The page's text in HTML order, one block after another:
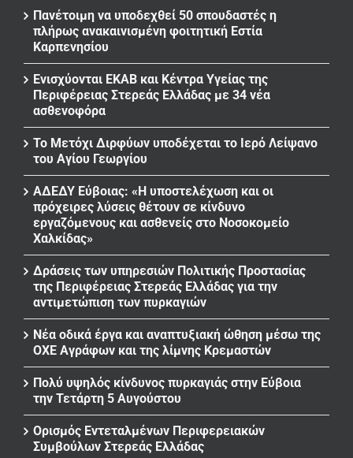
Πανέτοιμη να υποδεχθεί 50 σπουδαστές η
πλήρως ανακαινισμένη φοιτητική Εστία
Καρπενησίου
Ενισχύονται ΕΚΑΒ και Κέντρα Υγείας της
Περιφέρειας Στερεάς Ελλάδας με 34 νέα
ασθενοφόρα
Το Μετόχι Διρφύων υποδέχεται το Ιερό Λείψανο
του Αγίου Γεωργίου
ΑΔΕΔΥ Εύβοιας: «Η υποστελέχωση και οι
πρόχειρες λύσεις θέτουν σε κίνδυνο
εργαζόμενους και ασθενείς στο Νοσοκομείο
Χαλκίδας»
Δράσεις των υπηρεσιών Πολιτικής Προστασίας
της Περιφέρειας Στερεάς Ελλάδας για την
αντιμετώπιση των πυρκαγιών
Νέα οδικά έργα και αναπτυξιακή ώθηση μέσω της
ΟΧΕ Αγράφων και της λίμνης Κρεμαστών
Πολύ υψηλός κίνδυνος πυρκαγιάς στην Εύβοια
την Τετάρτη 5 Αυγούστου
Ορισμός Εντεταλμένων Περιφερειακών
Συμβούλων Στερεάς Ελλάδας